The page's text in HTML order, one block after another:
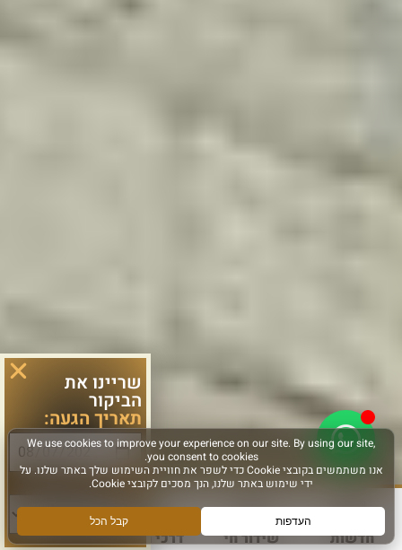
חדשות שידור חי דרכי הגעה עוד
שריינו את
הביקור
תאריך הגעה:
סוג פעילות: